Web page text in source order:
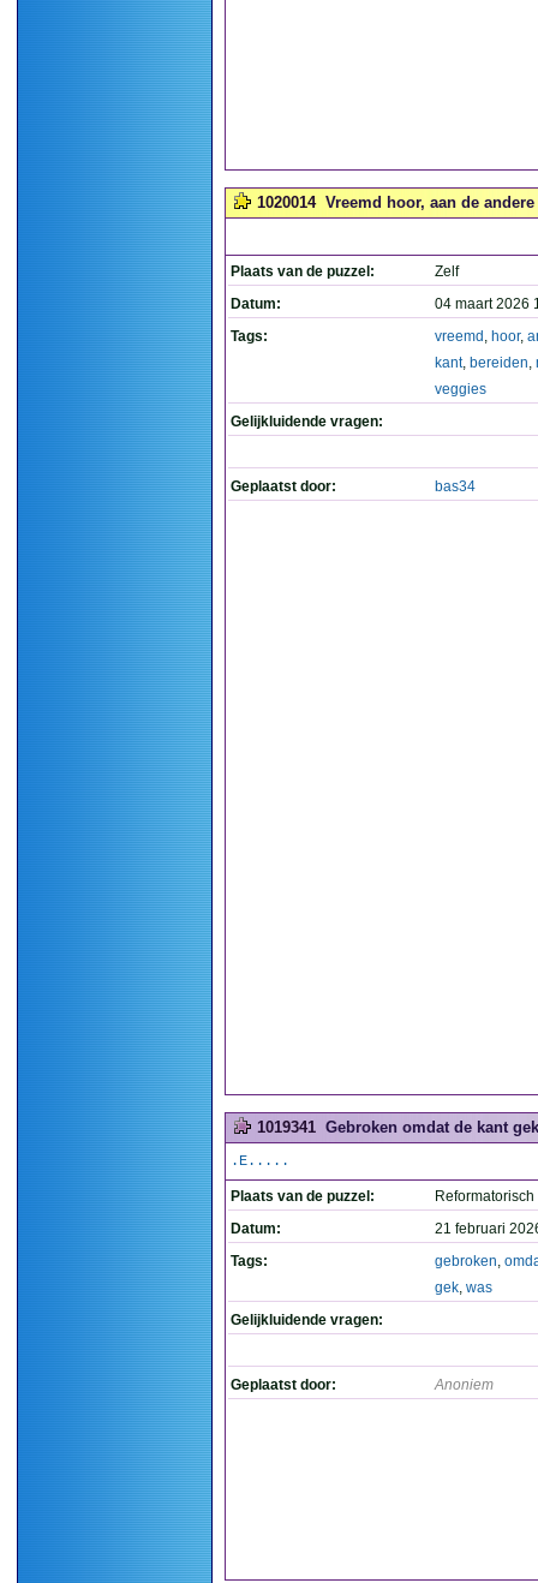
1020014 Vreemd hoor, aan de
Plaats van de puzzel:
Zelf
Datum:
04 maart 2026
Tags:
vreemd , hoor,
kant, bereiden,
veggies
Gelijkluidende vragen:
Geplaatst door: bas34
1019341 Gebroken omdat de kant
.E.....
Plaats van de puzzel:
Datum:
21 februari
Tags:
gebroken,
gek, was
Gelijkluidende vragen:
Geplaatst door: Anoniem